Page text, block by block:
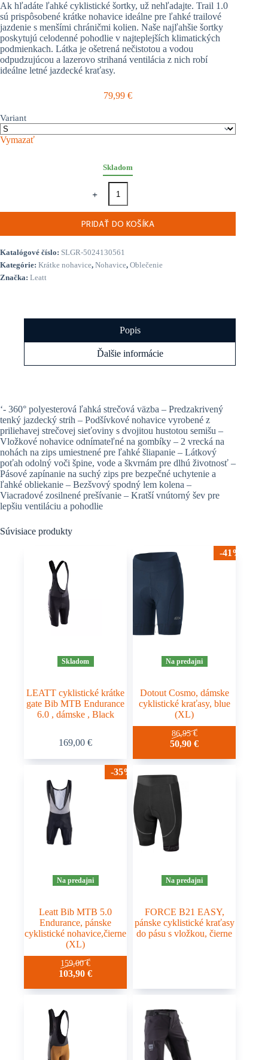
Ak hľadáte ľahké cyklistické šortky, už nehľadajte. Trail 1.0
sú prispôsobené krátke nohavice ideálne pre ľahké trailové
jazdenie s menšími chráničmi kolien. Naše najľahšie šortky
poskytujú celodenné pohodlie v najteplejších klimatických
podmienkach. Látka je ošetrená nečistotou a vodou
odpudzujúcou a lazerovo strihaná ventilácia z nich robí
ideálne letné jazdecké kraťasy.
79,99€
Variant
Vymazať
Skladom
množstvo
Leatt
krátke
cyklo
nohavice
MTB
Trail
1.0,
pánske,
PRIDAŤ DO KOŠÍKA
Katalógové číslo: SLGR-5024130561
Kategórie: Krátke nohavice, Nohavice, Oblečenie
Značka: Leatt
Popis
Ďalšie informácie
‘- 360° polyesterová ľahká strečová väzba – Predzakrivený
tenký jazdecký strih – Podšívkové nohavice vyrobené z
priliehavej strečovej sieťoviny s dvojitou hustotou semišu –
Vložkové nohavice odnímateľné na gombíky – 2 vrecká na
nohách na zips umiestnené pre ľahké šliapanie – Látkový
poťah odolný voči špine, vode a škvrnám pre dlhú životnosť –
Pásové zapínanie na suchý zips pre bezpečné uchytenie a
ľahké obliekanie – Bezšvový spodný lem kolena –
Viacradové zosilnené prešívanie – Kratší vnútorný šev pre
lepšiu ventiláciu a pohodlie
Súvisiace produkty
Skladom
LEATT cyklistické krátke
gate Bib MTB Endurance
6.0 , dámske , Black
169,00€
Možnosti
-41%
Na predajni
Dotout Cosmo, dámske
cyklistické kraťasy, blue
(XL)
86,95€
50,90€
-35%
Na predajni
Leatt Bib MTB 5.0
Endurance, pánske
cyklistické nohavice,čierne
(XL)
159,00€
103,90€
Na predajni
FORCE B21 EASY,
pánske cyklistické kraťasy
do pásu s vložkou, čierne